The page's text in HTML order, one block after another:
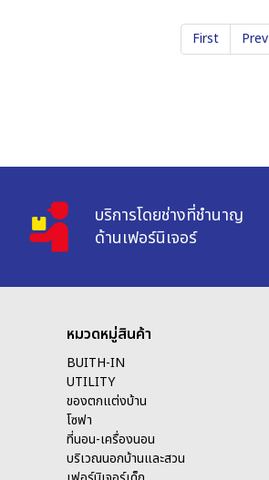
First Prev
บริการโดยช่างที่ชำนาญ
ด้านเฟอร์นิเจอร์
หมวดหมู่สินค้า
BUITH-IN
UTILITY
ของตกแต่งบ้าน
โซฟา
ที่นอน-เครื่องนอน
บริเวณนอกบ้านและสวน